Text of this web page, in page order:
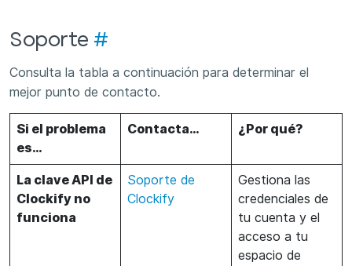
Soporte #
Consulta la tabla a continuación para determinar el
mejor punto de contacto.
Si el problema
es…
Contacta… ¿Por qué?
La clave API de
Clockify no
funciona
Soporte de
Clockify
Gestiona las
credenciales de
tu cuenta y el
acceso a tu
espacio de